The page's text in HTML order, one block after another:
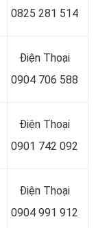
0825 281 514
Điện Thoại
0904 706 588
Điện Thoại
0901 742 092
Điện Thoại
0904 991 912